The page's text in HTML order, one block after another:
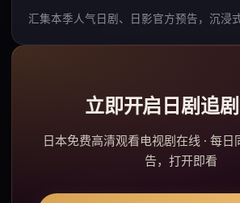
汇集本季人气日剧、日影官方预告，沉浸
立即开启日剧追
日本免费高清观看电视剧在线 · 每
告，打开即看